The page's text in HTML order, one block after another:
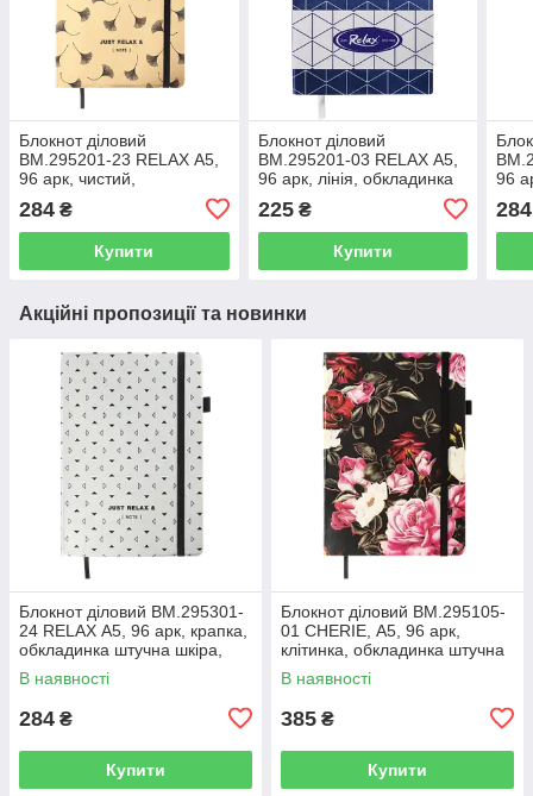
Блокнот діловий
BM.295201-23 RELAX А5,
96 арк, чистий,
обкладинка штучна шкіра,
рожеве золото (50)
284 ₴
Купити
Блокнот діловий
BM.295201-03 RELAX А5,
96 арк, лінія, обкладинка
штучна шкіра, т-синій (50)
225₴
Купити
96
284
Акційні пропозиції та новинки
Блокнот діловий BM.295301-
24 RELAX А5, 96 арк, крапка,
обкладинка штучна шкіра,
срібний (50)
В наявності
284 ₴
Купити
Блокнот діловий BM.295105-
01 CHERIE, А5, 96 арк,
клітинка, обкладинка штучна
шкіра, чорний (50)
В наявності
385 ₴
Купити